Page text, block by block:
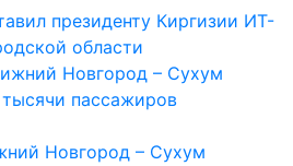
президенту Киргизии ИТ-
области
Новгород – Сухум